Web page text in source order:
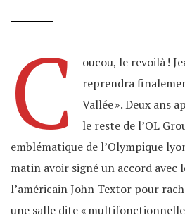
C
oucou, le revoilà !
reprendra
Vallée ». Deux ans
le reste de l’OL
emblématique de l’Olympique
matin avoir signé un accord avec
l’américain John Textor pour
une salle dite « multifonctionnelle